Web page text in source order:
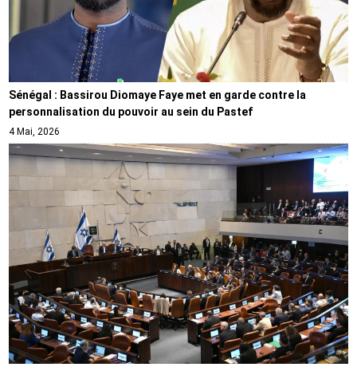
Sénégal : Bassirou Diomaye Faye met en garde contre la
personnalisation du pouvoir au sein du Pastef
4 Mai, 2026